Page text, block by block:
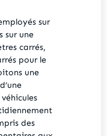
sur
sur une
carrés,
pour le
une
des